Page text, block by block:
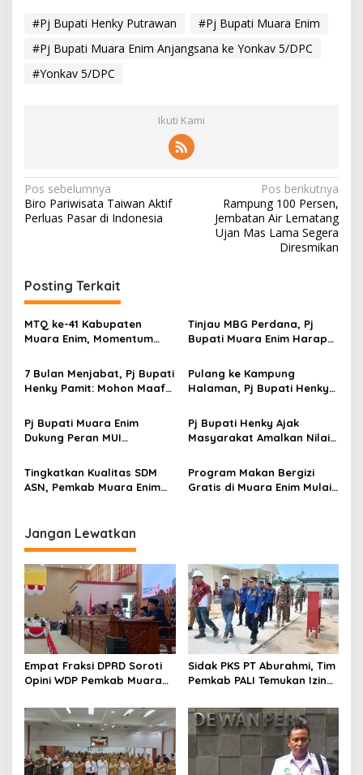
#Pj Bupati Henky Putrawan
#Pj Bupati Muara Enim
#Pj Bupati Muara Enim Anjangsana ke Yonkav 5/DPC
#Yonkav 5/DPC
Ikuti Kami
N
a
g
a
s
p
o
s
Pos sebelumnya
Biro Pariwisata Taiwan Aktif
Perluas Pasar di Indonesia
Pos berikutnya
Rampung 100 Persen,
Jembatan Air Lematang
Ujan Mas Lama Segera
Diresmikan
Posting Terkait
MTQ ke-41 Kabupaten
Muara Enim, Momentum
Tinjau MBG Perdana, Pj
Bupati Muara Enim Harap
Baik
7 Bulan Menjabat, Pj Bupati
Henky Pamit: Mohon Maaf
Pulang ke Kampung
Halaman, Pj Bupati Henky
Kalamudin Djinab dan
Bantu 3 Masjid
Pj Bupati Muara Enim
Dukung Peran MUI
Antarumat Beragama
Pj Bupati Henky Ajak
Masyarakat Amalkan Nilai
dalam Kehidupan Sehari-
Hari
Tingkatkan Kualitas SDM
ASN, Pemkab Muara Enim
Program Makan Bergizi
Gratis di Muara Enim Mulai
Jangan Lewatkan
Empat Fraksi DPRD Soroti
Opini WDP Pemkab Muara
Kelola Keuangan
Sidak PKS PT Aburahmi, Tim
Pemkab PALI Temukan Izin